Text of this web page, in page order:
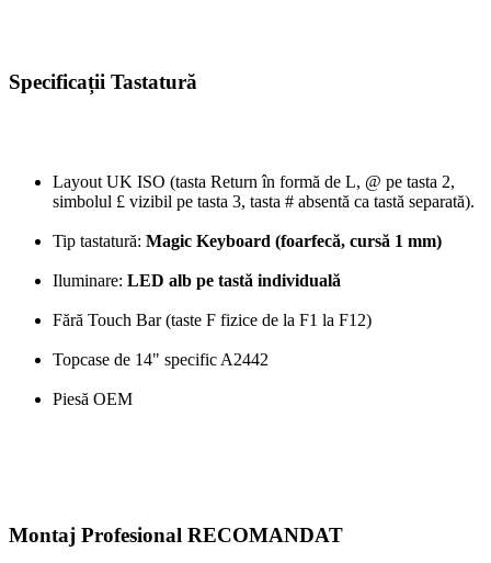
Specificații Tastatură
Layout UK ISO (tasta Return în formă de L, @ pe tasta 2,
simbolul £ vizibil pe tasta 3, tasta # absentă ca tastă separată).
Tip tastatură: Magic Keyboard (foarfecă, cursă 1 mm)
Iluminare: LED alb pe tastă individuală
Fără Touch Bar (taste F fizice de la F1 la F12)
Topcase de 14" specific A2442
Piesă OEM
Montaj Profesional RECOMANDAT